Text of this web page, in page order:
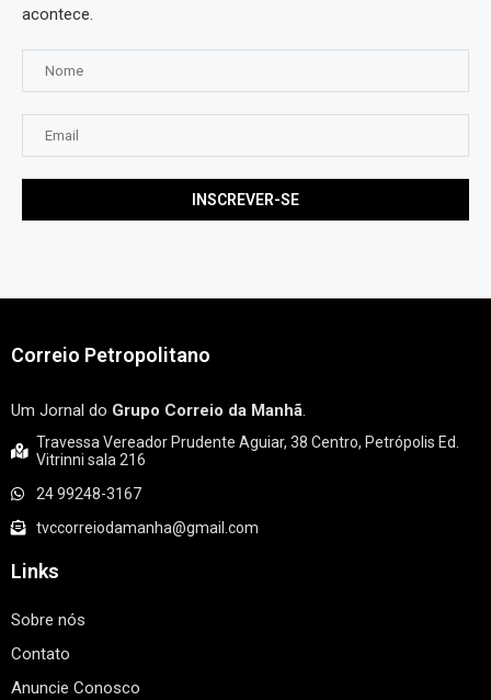
acontece.
Correio Petropolitano
Um Jornal do Grupo Correio da Manhã.
Travessa Vereador Prudente Aguiar, 38 Centro, Petrópolis Ed.
Vitrinni sala 216
24 99248-3167
tvccorreiodamanha@gmail.com
Links
Sobre nós
Contato
Anuncie Conosco